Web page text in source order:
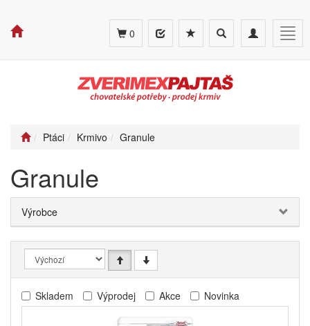
Toggle
navigation
Toggle
search
0
Ptáci Krmivo Granule
Granule
Výrobce
Skladem Výprodej Akce Novinka